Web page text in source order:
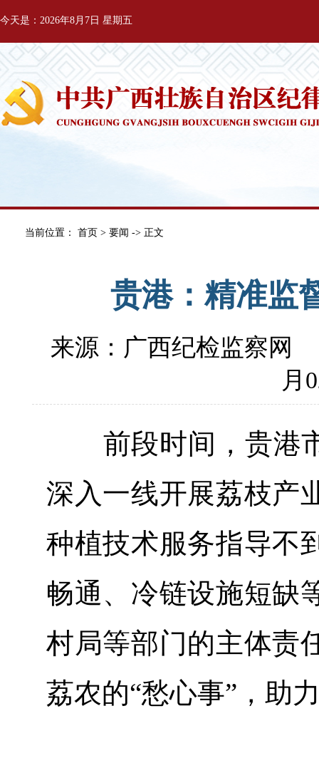
今天是：2026年8月7日 星期五
当前位置： 首页 > 要闻 -> 正文
贵港：精准监
来源：广西纪检监察网
月
前段时间，贵港市
深入一线开展荔枝产
种植技术服务指导不
畅通、冷链设施短缺
村局等部门的主体责
荔农的“愁心事”，助